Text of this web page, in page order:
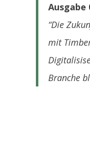
Ausgabe
“Die
mit
Branche